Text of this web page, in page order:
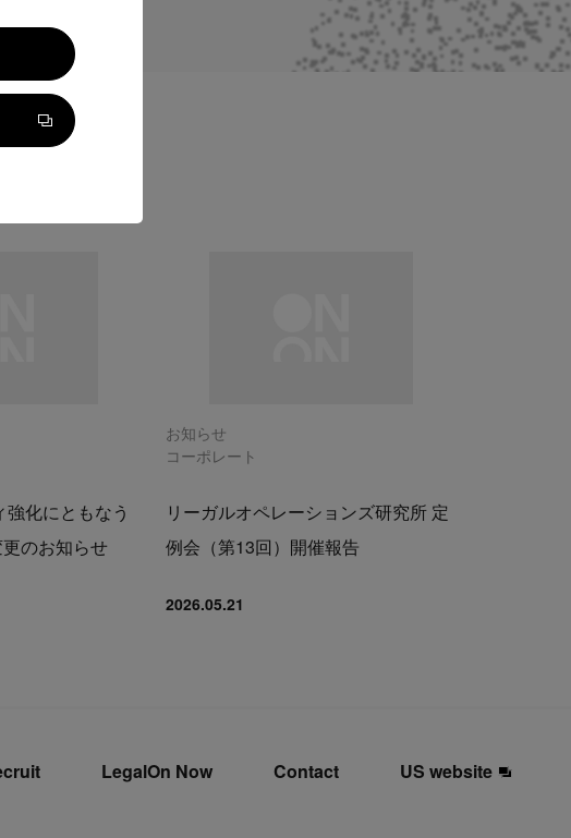
化にともなう
のお知らせ
お知らせ
コーポレート
リーガルオペレーションズ研究所 定
例会（第13回）開催報告
2026.05.21
LegalOn Now Contact US website